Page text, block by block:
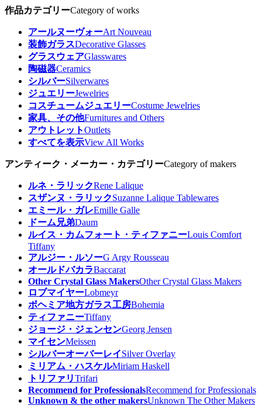
作品カテゴリーCategory of works
アールヌーヴォーArt Nouveau
装飾ガラスDecorative Glasses
グラスウェアGlasswares
陶磁器Ceramics
シルバーSilverwares
ジュエリーJewelries
コスチュームジュエリーCostume Jewelries
家具、その他Furnitures and Others
アウトレットOutlets
すべてを表示View All Works
アンティーク・メーカー・カテゴリーCategory of makers
ルネ・ラリックRene Lalique
スザンヌ・ラリックSuzanne Lalique Tablewares
エミール・ガレEmille Galle
ドーム兄弟Daum
ルイス・カムフォート・ティファニーLouis Comfort
Tiffany
アルジー・ルソーG Argy Rousseau
オールドバカラBaccarat
Other Crystal Glass MakersOther Crystal Glass Makers
ロブマイヤーLobmeyr
ボヘミア地方ガラス工房Bohemia
ティファニーTiffany
ジョージ・ジェンセンGeorg Jensen
マイセンMeissen
シルバーオーバーレイSilver Overlay
ミリアム・ハスケルMiriam Haskell
トリファリTrifari
Recommend for ProfessionalsRecommend for Professionals
Unknown & the other makersUnknown The Other Makers